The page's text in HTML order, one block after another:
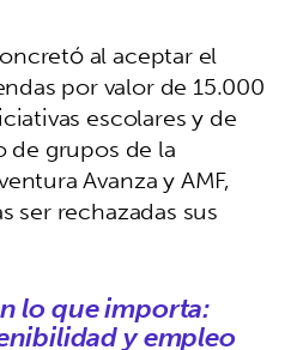
al aceptar el
por valor de 15.000
escolares y de
de grupos de la
Avanza y AMF,
ser rechazadas sus
lo que importa:
y empleo